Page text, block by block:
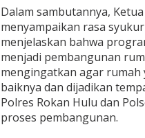
Dalam sambutannya,
menyampaikan rasa
menjelaskan bahwa
menjadi pembangunan
mengingatkan agar rumah
baiknya dan dijadikan
Polres Rokan Hulu dan
proses pembangunan.